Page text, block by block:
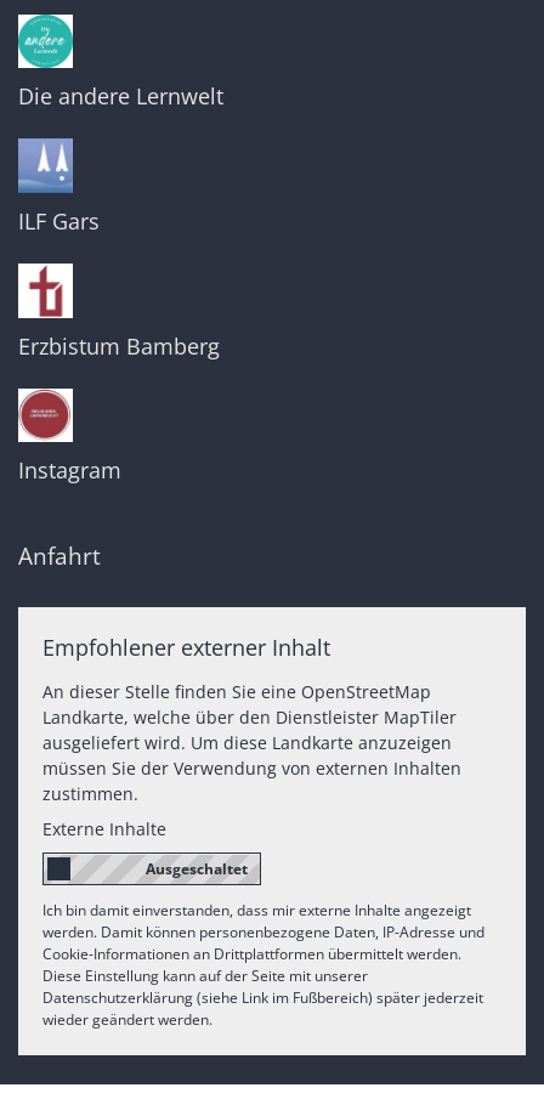
Die andere Lernwelt
ILF Gars
Erzbistum Bamberg
Instagram
Anfahrt
Empfohlener externer Inhalt
An dieser Stelle finden Sie eine OpenStreetMap
Landkarte, welche über den Dienstleister MapTiler
ausgeliefert wird. Um diese Landkarte anzuzeigen
müssen Sie der Verwendung von externen Inhalten
zustimmen.
Externe Inhalte
Ich bin damit einverstanden, dass mir externe Inhalte angezeigt
werden. Damit können personenbezogene Daten, IP-Adresse und
Cookie-Informationen an Drittplattformen übermittelt werden.
Diese Einstellung kann auf der Seite mit unserer
Datenschutzerklärung (siehe Link im Fußbereich) später jederzeit
wieder geändert werden.